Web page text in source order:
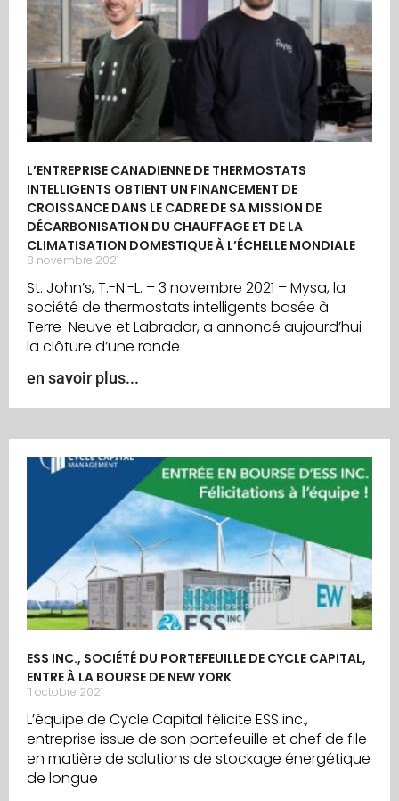
L’ENTREPRISE CANADIENNE DE THERMOSTATS
INTELLIGENTS OBTIENT UN FINANCEMENT DE
CROISSANCE DANS LE CADRE DE SA MISSION DE
DÉCARBONISATION DU CHAUFFAGE ET DE LA
CLIMATISATION DOMESTIQUE À L’ÉCHELLE MONDIALE
8 novembre 2021
St. John’s, T.-N.-L. – 3 novembre 2021 – Mysa, la
société de thermostats intelligents basée à
Terre-Neuve et Labrador, a annoncé aujourd’hui
la clôture d’une ronde
en savoir plus...
ESS INC., SOCIÉTÉ DU PORTEFEUILLE DE CYCLE CAPITAL,
ENTRE À LA BOURSE DE NEW YORK
11 octobre 2021
L’équipe de Cycle Capital félicite ESS inc.,
entreprise issue de son portefeuille et chef de file
en matière de solutions de stockage énergétique
de longue